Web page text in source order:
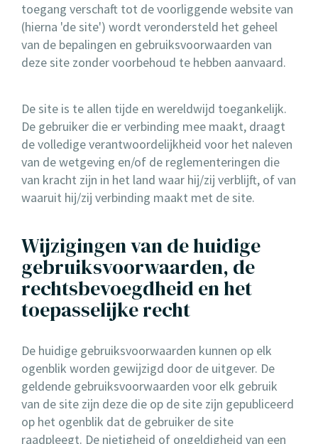
toegang verschaft tot de voorliggende website van
(hierna 'de site') wordt verondersteld het geheel
van de bepalingen en gebruiksvoorwaarden van
deze site zonder voorbehoud te hebben aanvaard.
De site is te allen tijde en wereldwijd toegankelijk.
De gebruiker die er verbinding mee maakt, draagt
de volledige verantwoordelijkheid voor het naleven
van de wetgeving en/of de reglementeringen die
van kracht zijn in het land waar hij/zij verblijft, of van
waaruit hij/zij verbinding maakt met de site.
Wijzigingen van de huidige
gebruiksvoorwaarden, de
rechtsbevoegdheid en het
toepasselijke recht
De huidige gebruiksvoorwaarden kunnen op elk
ogenblik worden gewijzigd door de uitgever. De
geldende gebruiksvoorwaarden voor elk gebruik
van de site zijn deze die op de site zijn gepubliceerd
op het ogenblik dat de gebruiker de site
raadpleegt. De nietigheid of ongeldigheid van een